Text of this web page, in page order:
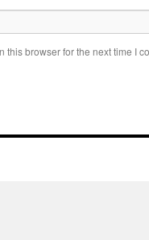
this browser for the next time I